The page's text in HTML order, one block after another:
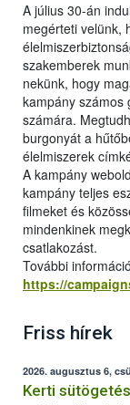
A július 30-án
megérteti velünk,
szakemberek
nekünk, hogy
kampány számos
számára.
burgonyát a
élelmiszerek
A kampány
kampány teljes
filmeket és
mindenkinek
csatlakozást.
További
https://
Friss hírek
2026. augusztus 6,
Kerti